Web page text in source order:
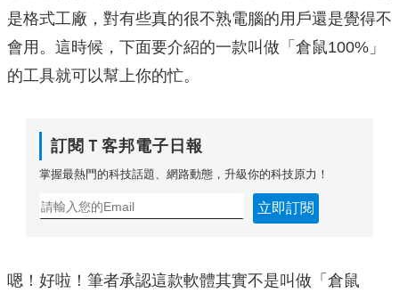
是格式工廠，對有些真的很不熟電腦的用戶還是覺得不
會用。這時候，下面要介紹的一款叫做「倉鼠100%」
的工具就可以幫上你的忙。
訂閱Ｔ客邦電子日報
掌握最熱門的科技話題、網路動態，升級你的科技原力！
立即訂閱
嗯！好啦！筆者承認這款軟體其實不是叫做「倉鼠